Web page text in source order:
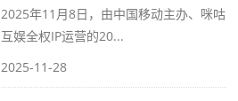
2025年11月8日，由中国移动主办、咪咕
互娱全权IP运营的20...
2025-11-28